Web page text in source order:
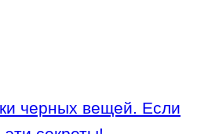
черных вещей. Если